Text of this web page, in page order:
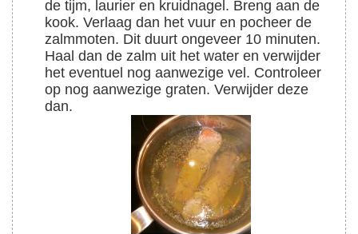
de tijm, laurier en kruidnagel. Breng aan de
kook. Verlaag dan het vuur en pocheer de
zalmmoten. Dit duurt ongeveer 10 minuten.
Haal dan de zalm uit het water en verwijder
het eventuel nog aanwezige vel. Controleer
op nog aanwezige graten. Verwijder deze
dan.